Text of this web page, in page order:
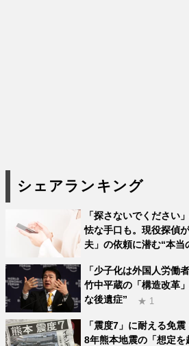
シェアランキング
「探さないでください
怯な手口も。現役探偵
夫」の依頼に潜む“本当
「少子化は外国人労働
竹中平蔵の「構造改革
な後遺症”
★ 1
「震度7」に耐える免
8年熊本地震の「想定